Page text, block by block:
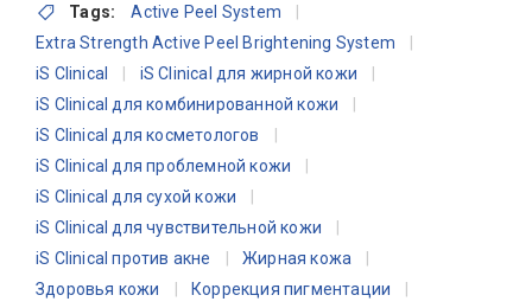
Tags:
Active Peel System
Extra Strength Active Peel Brightening System
iS Clinical
iS Clinical для жирной кожи
iS Clinical для комбинированной кожи
iS Clinical для косметологов
iS Clinical для проблемной кожи
iS Clinical для сухой кожи
iS Clinical для чувствительной кожи
iS Clinical против акне
Жирная кожа
Здоровья кожи
Коррекция пигментации